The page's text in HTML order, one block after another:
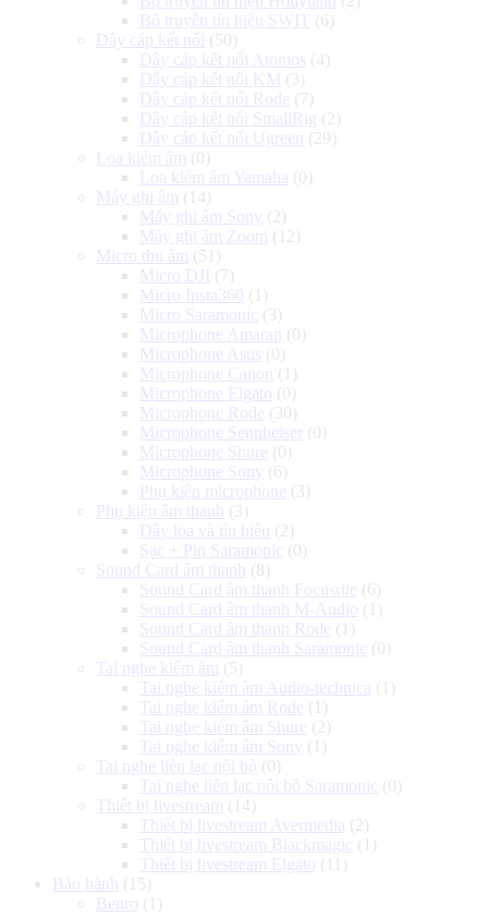
Bộ truyền tín hiệu SWIT (6)
Dây cáp kết nối (50)
Dây cáp kết nối Atomos (4)
Dây cáp kết nối KM (3)
Dây cáp kết nối Rode (7)
Dây cáp kết nối SmallRig (2)
Dây cáp kết nối Ugreen
(29)
Loa kiểm âm (0)
Loa kiểm âm Yamaha (0)
Máy ghi âm (14)
Máy ghi âm Sony (2)
Máy ghi âm Zoom (12)
Micro thu âm (51)
Micro DJI (7)
Micro Insta360 (1)
Micro Saramonic (3)
Microphone Amaran
(0)
Microphone Asus (0)
Microphone Canon
(1)
Microphone Elgato (0)
Microphone Rode (30)
Microphone Sennheiser
(0)
Microphone Shure (0)
Microphone Sony (6)
Phụ kiện microphone (3)
Phụ kiện âm thanh
(3)
Dây loa và tín hiệu
(2)
Sạc + Pin Saramonic (0)
Sound Card âm thanh
(8)
Sound Card âm thanh Focusrite (6)
Sound Card âm thanh M-Audio (1)
Sound Card âm thanh Rode (1)
Sound Card âm thanh Saramonic (0)
Tai nghe kiểm âm (5)
Tai nghe kiểm âm Audio-technica (1)
Tai nghe kiểm âm Rode (1)
Tai nghe kiểm âm Shure (2)
Tai nghe kiểm âm Sony (1)
Tai nghe liên lạc nội bộ (0)
Tai nghe liên lạc nội bộ Saramonic (0)
Thiết bị livestream (14)
Thiết bị livestream Avermedia (2)
Thiết bị livestream Blackmagic (1)
Thiết bị livestream Elgato (11)
Bảo hành
(15)
Benro (1)